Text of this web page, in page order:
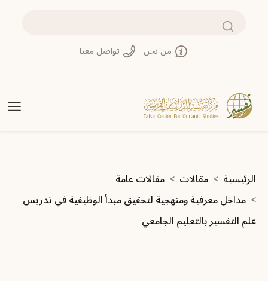
بحث
من نحن تواصل معنا
مسار التنقل
الرئيسية مقالات
مقالات عامة
مداخل معرفية ومنهجية لتحقيق مبدأ الوظيفية في تدريس
علم التفسير بالتعليم الجامعي